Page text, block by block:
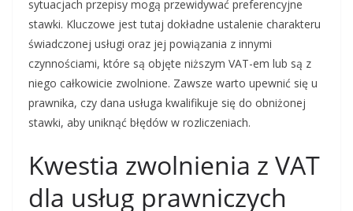
sytuacjach przepisy mogą przewidywać preferencyjne
stawki. Kluczowe jest tutaj dokładne ustalenie charakteru
świadczonej usługi oraz jej powiązania z innymi
czynnościami, które są objęte niższym VAT-em lub są z
niego całkowicie zwolnione. Zawsze warto upewnić się u
prawnika, czy dana usługa kwalifikuje się do obniżonej
stawki, aby uniknąć błędów w rozliczeniach.
Kwestia zwolnienia z VAT
dla usług prawniczych